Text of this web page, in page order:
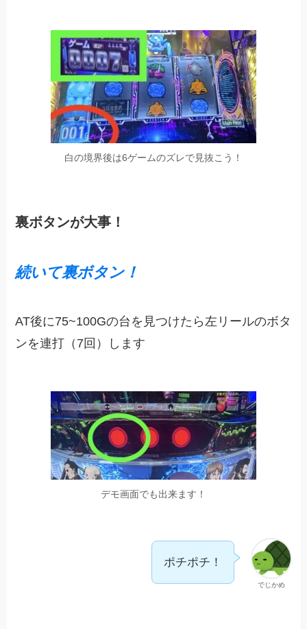
白の境界後は6ゲームのズレで見抜こう！
裏ボタンが大事！
続いて裏ボタン！
AT後に75~100Gの台を見つけたら左リールのボタ
ンを連打（7回）します
デモ画面でも出来ます！
でじかめ
ポチポチ！